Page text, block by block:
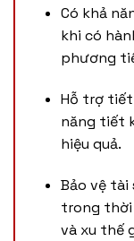
Có khả
khi có
phương
Hỗ trợ tiết
năng tiết
hiệu quả.
Bảo vệ tài
trong thời
và xu thế